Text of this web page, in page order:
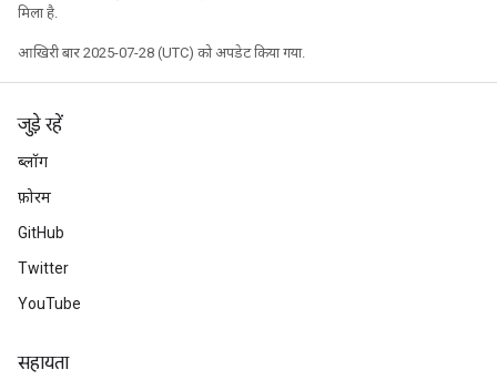
मिला है.
आखिरी बार 2025-07-28 (UTC) को अपडेट किया गया.
जुड़े रहें
ब्लॉग
फ़ोरम
GitHub
Twitter
YouTube
सहायता